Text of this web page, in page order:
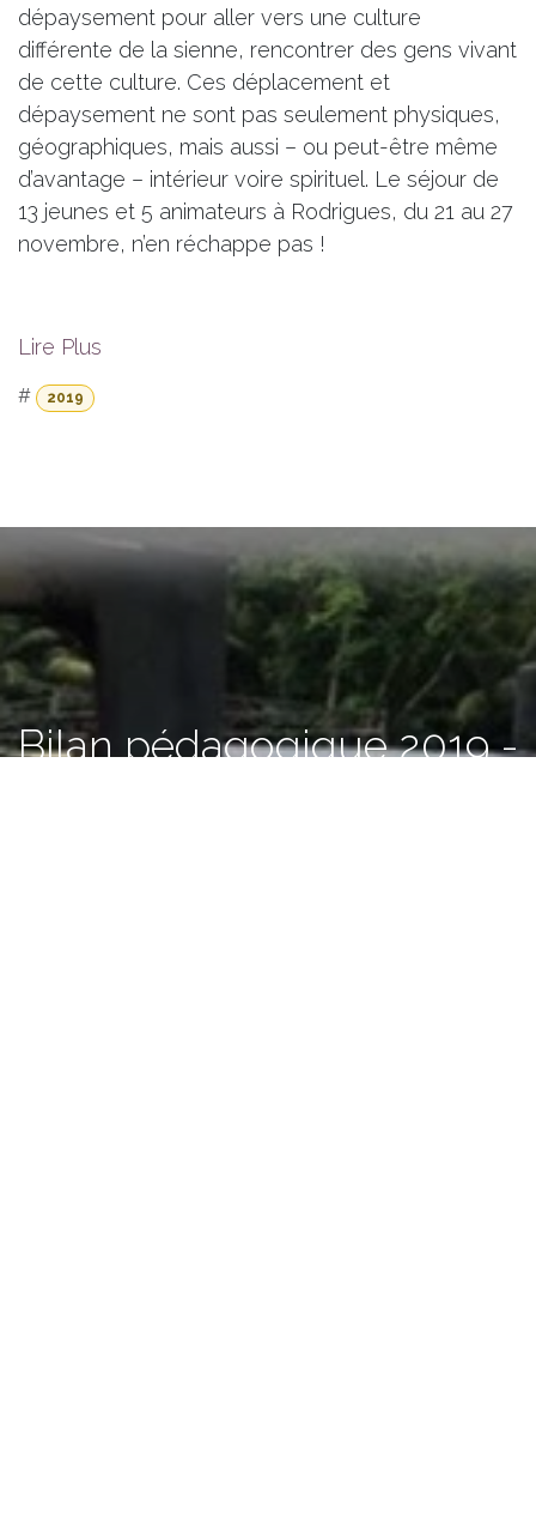
dépaysement pour aller vers une culture
différente de la sienne, rencontrer des gens vivant
de cette culture. Ces déplacement et
dépaysement ne sont pas seulement physiques,
géographiques, mais aussi – ou peut-être même
d’avantage – intérieur voire spirituel. Le séjour de
13 jeunes et 5 animateurs à Rodrigues, du 21 au 27
novembre, n’en réchappe pas !
Lire Plus
# 2019
Bilan pédagogique 2019 -